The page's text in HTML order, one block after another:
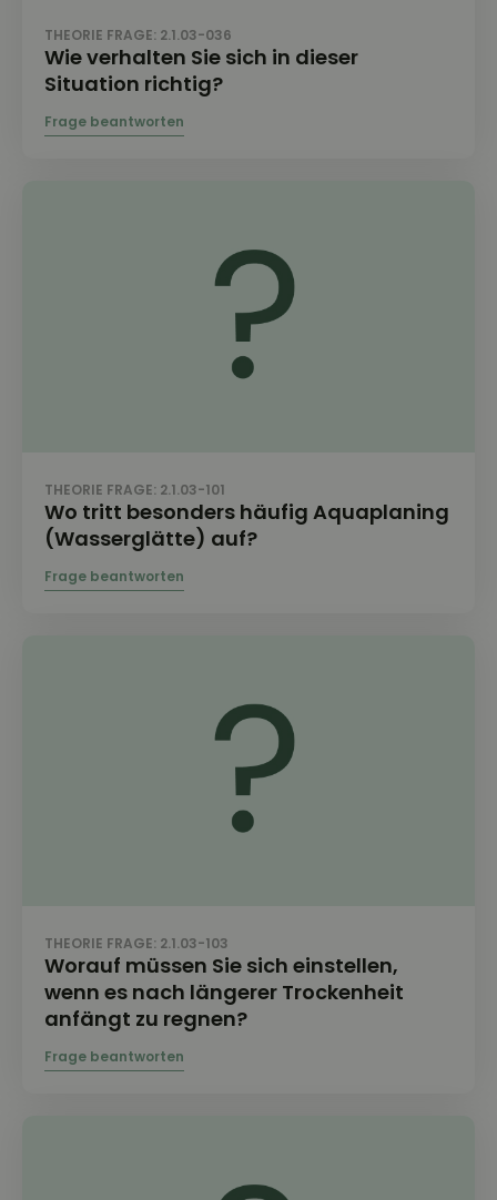
THEORIE FRAGE: 2.1.03-036
Wie verhalten Sie sich in dieser
Situation richtig?
THEORIE FRAGE: 2.1.03-101
Wo tritt besonders häufig Aquaplaning
(Wasserglätte) auf?
THEORIE FRAGE: 2.1.03-103
Worauf müssen Sie sich einstellen,
wenn es nach längerer Trockenheit
anfängt zu regnen?